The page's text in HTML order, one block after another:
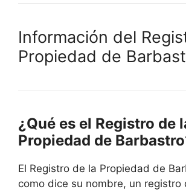
Información del
Propiedad de
¿Qué es el Registro de
Propiedad de
El Registro de la Propiedad de
como dice su nombre, un registro